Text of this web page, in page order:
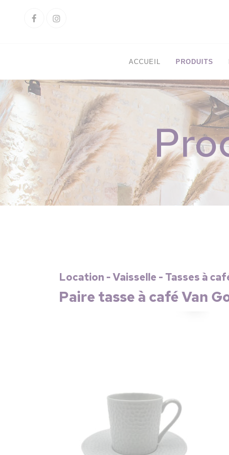
FacebookInstagram
ACCUEIL PRODUITS
Location - Vaisselle - Tasses à
Paire tasse à café Van